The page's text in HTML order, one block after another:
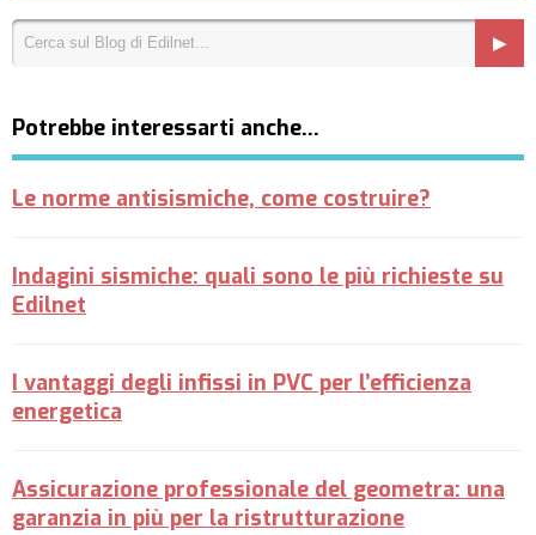
Potrebbe interessarti anche…
Le norme antisismiche, come costruire?
Indagini sismiche: quali sono le più richieste su
Edilnet
I vantaggi degli infissi in PVC per l’efficienza
energetica
Assicurazione professionale del geometra: una
garanzia in più per la ristrutturazione